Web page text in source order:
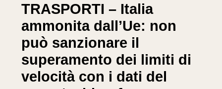
TRASPORTI – Italia
ammonita dall’Ue: non
può sanzionare il
superamento dei limiti di
velocità con i dati del